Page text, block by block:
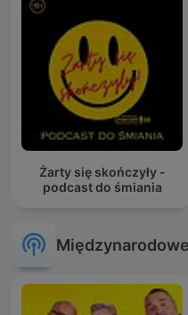
Żarty się skończyły -
podcast do śmiania